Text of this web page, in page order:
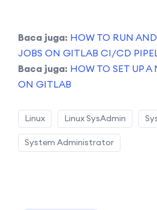
Baca juga: HOW TO RUN
JOBS ON GITLAB CI/CD
Baca juga: HOW TO SET UP
ON GITLAB
Linux Linux SysAdmin
System Administrator